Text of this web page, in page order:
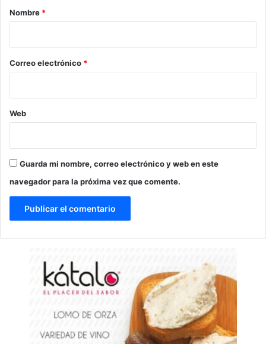
r
*
Nombre *
Correo electrónico *
Web
Guarda mi nombre, correo electrónico y web en este
navegador para la próxima vez que comente.